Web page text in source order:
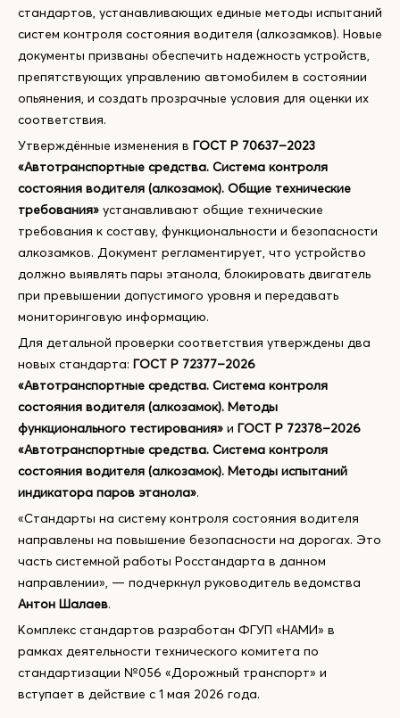
стандартов, устанавливающих единые методы испытаний
систем контроля состояния водителя (алкозамков). Новые
документы призваны обеспечить надежность устройств,
препятствующих управлению автомобилем в состоянии
опьянения, и создать прозрачные условия для оценки их
соответствия.
Утверждённые изменения в ГОСТ Р 70637–2023
«Автотранспортные средства. Система контроля
состояния водителя (алкозамок). Общие технические
требования» устанавливают общие технические
требования к составу, функциональности и безопасности
алкозамков. Документ регламентирует, что устройство
должно выявлять пары этанола, блокировать двигатель
при превышении допустимого уровня и передавать
мониторинговую информацию.
Для детальной проверки соответствия утверждены два
новых стандарта: ГОСТ Р 72377–2026
«Автотранспортные средства. Система контроля
состояния водителя (алкозамок). Методы
функционального тестирования» и ГОСТ Р 72378–2026
«Автотранспортные средства. Система контроля
состояния водителя (алкозамок). Методы испытаний
индикатора паров этанола».
«Стандарты на систему контроля состояния водителя
направлены на повышение безопасности на дорогах. Это
часть системной работы Росстандарта в данном
направлении», — подчеркнул руководитель ведомства
Антон Шалаев.
Комплекс стандартов разработан ФГУП «НАМИ» в
рамках деятельности технического комитета по
стандартизации №056 «Дорожный транспорт» и
вступает в действие с 1 мая 2026 года.